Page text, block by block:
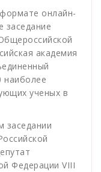
онлайн-
заседание
академия
наиболее
ученых в
заседании
Федерации VIII